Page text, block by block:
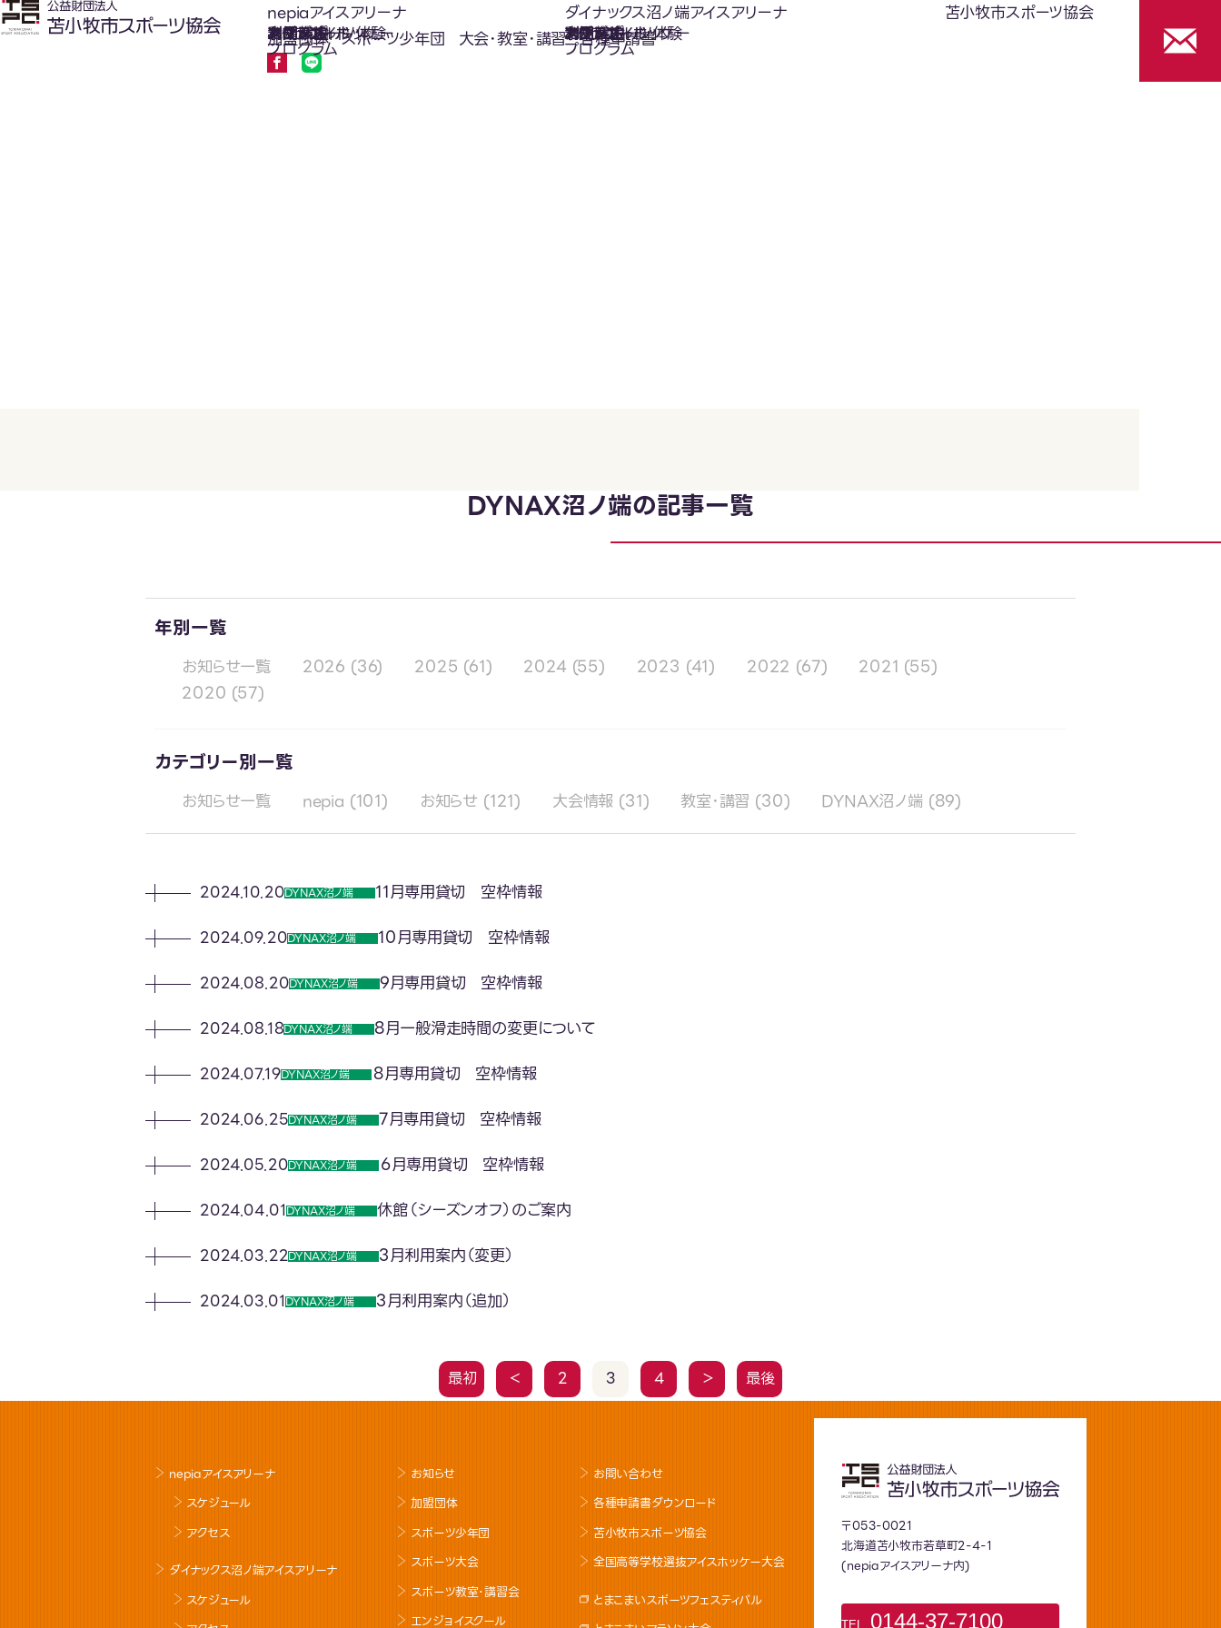
nepiaアイスアリーナ
氷上スポーツ体験
プログラム
お知らせ
スケジュール
フロアガイド
利用案内
利用料金
カジュアルホッケー
アクセス
ダイナックス沼ノ端アイスアリーナ
氷上スポーツ体験
プログラム
お知らせ
スケジュール
フロアガイド
利用案内
利用料金
カジュアルホッケー
アクセス
苫小牧市スポーツ協会
加盟団体 スポーツ少年団 大会･教室･講習 各種申請書
DYNAX沼ノ端の記事一覧
年別一覧
お知らせ一覧 2026 (36) 2025 (61) 2024 (55) 2023 (41) 2022 (67) 2021 (55)
2020 (57)
カテゴリー別一覧
お知らせ一覧 DYNAX沼ノ端(89)
nepia (101) お知らせ (121) 大会情報 (31) 教室･講習 (30)
11月専用貸切 空枠情報
2024.10.20DYNAX沼ノ端
10月専用貸切 空枠情報
2024.09.20DYNAX沼ノ端
9月専用貸切 空枠情報
2024.08.20DYNAX沼ノ端
8月一般滑走時間の変更について
2024.08.18DYNAX沼ノ端
８月専用貸切 空枠情報
2024.07.19DYNAX沼ノ端
7月専用貸切 空枠情報
2024.06.25DYNAX沼ノ端
６月専用貸切 空枠情報
2024.05.20DYNAX沼ノ端
休館（シーズンオフ）のご案内
2024.04.01DYNAX沼ノ端
3月利用案内（変更）
2024.03.22DYNAX沼ノ端
3月利用案内（追加）
2024.03.01DYNAX沼ノ端
最初 ＜ 2 3 4 ＞ 最後
nepiaアイスアリーナ
スケジュール
アクセス
ダイナックス沼ノ端アイスアリーナ
スケジュール
お知らせ
加盟団体
スポーツ少年団
スポーツ大会
スポーツ教室･講習会
エンジョイスクール
お問い合わせ
各種申請書ダウンロード
苫小牧市スポーツ協会
全国高等学校選抜アイスホッケー大会
とまこまいスポーツフェスティバル
〒053-0021
北海道苫小牧市若草町2-4-1
(nepiaアイスアリーナ内)
TEL. 0144-37-7100